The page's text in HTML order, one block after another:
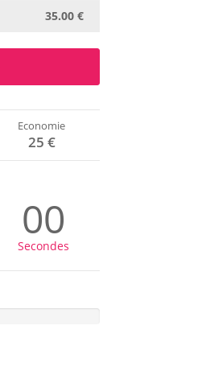
35.00 €
Economie
25 €
00
Secondes